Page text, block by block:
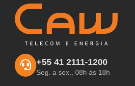
+55 41 2111-1200
Seg. a sex., 08h às 18h